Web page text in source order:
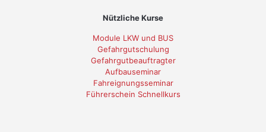
Nützliche Kurse
Module LKW und BUS
Gefahrgutschulung
Gefahrgutbeauftragter
Aufbauseminar
Fahreignungsseminar
Führerschein Schnellkurs